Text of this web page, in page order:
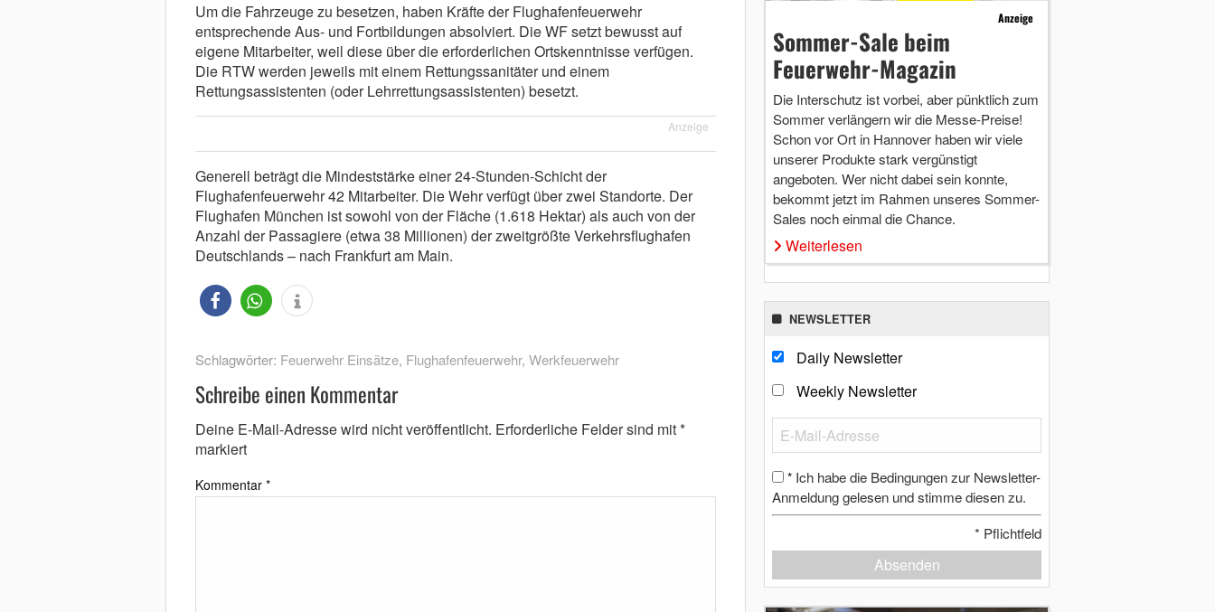
Um die Fahrzeuge zu besetzen, haben Kräfte der Flughafenfeuerwehr
entsprechende Aus- und Fortbildungen absolviert. Die WF setzt bewusst auf
eigene Mitarbeiter, weil diese über die erforderlichen Ortskenntnisse verfügen.
Die RTW werden jeweils mit einem Rettungssanitäter und einem
Rettungsassistenten (oder Lehrrettungsassistenten) besetzt.
Anzeige
Generell beträgt die Mindeststärke einer 24-Stunden-Schicht der
Flughafenfeuerwehr 42 Mitarbeiter. Die Wehr verfügt über zwei Standorte. Der
Flughafen München ist sowohl von der Fläche (1.618 Hektar) als auch von der
Anzahl der Passagiere (etwa 38 Millionen) der zweitgrößte Verkehrsflughafen
Deutschlands – nach Frankfurt am Main.
Schlagwörter: Feuerwehr Einsätze, Flughafenfeuerwehr, Werkfeuerwehr
Schreibe einen Kommentar
Deine E-Mail-Adresse wird nicht veröffentlicht. Erforderliche Felder sind mit*
markiert
Kommentar *
Anzeige
Sommer-Sale beim
Feuerwehr-Magazin
Die Interschutz ist vorbei, aber pünktlich zum
Sommer verlängern wir die Messe-Preise!
Schon vor Ort in Hannover haben wir viele
unserer Produkte stark vergünstigt
angeboten. Wer nicht dabei sein konnte,
bekommt jetzt im Rahmen unseres Sommer-
Sales noch einmal die Chance.
Weiterlesen
NEWSLETTER
Daily Newsletter
Weekly Newsletter
* Ich habe die Bedingungen zur Newsletter-
Anmeldung gelesen und stimme diesen zu.
* Pflichtfeld
Absenden